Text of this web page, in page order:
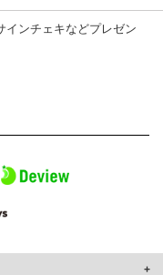
インチェキなどプレゼン